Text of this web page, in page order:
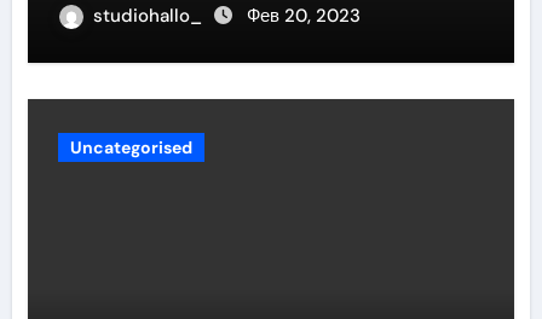
studiohallo_ Фев 20, 2023
Uncategorised